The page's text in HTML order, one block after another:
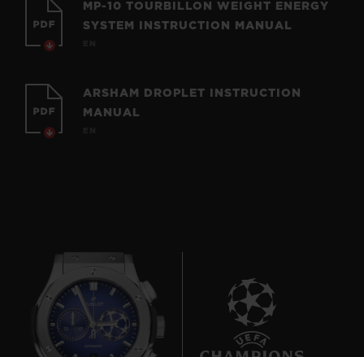
MP-10 TOURBILLON WEIGHT ENERGY
SYSTEM INSTRUCTION MANUAL
ARSHAM DROPLET INSTRUCTION
MANUAL